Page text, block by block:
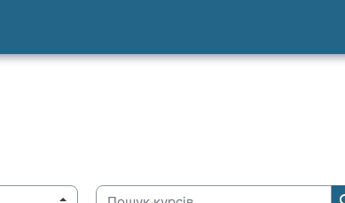
Пошук курсів